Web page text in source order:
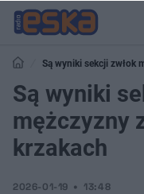
Są wyniki sekcji zwłok
Są wyniki
mężczyzny
krzakach
2026-01-19 13:48